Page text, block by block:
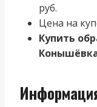
руб.
Цена на
Купить